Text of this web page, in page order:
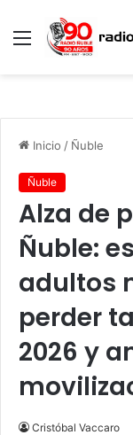
Menú
Inicio / Ñuble
Ñuble
Alza de
Ñuble:
adultos
perder
2026 y
Cristóbal Vaccaro